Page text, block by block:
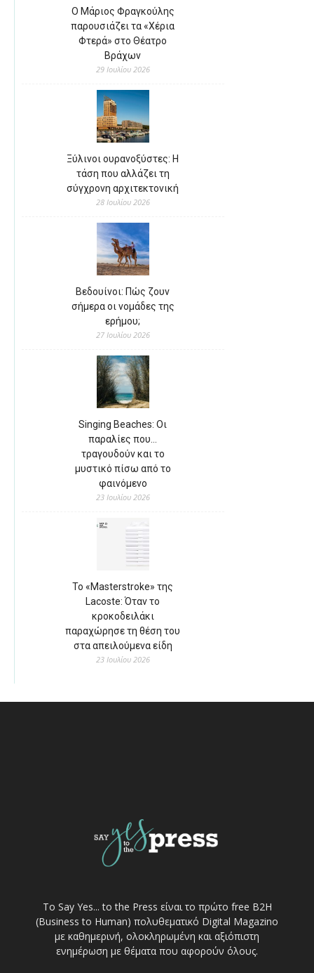
Ο Μάριος Φραγκούλης
παρουσιάζει τα «Χέρια
Φτερά» στο Θέατρο
Βράχων
29 Ιουλίου 2026
Ξύλινοι ουρανοξύστες: Η
τάση που αλλάζει τη
σύγχρονη αρχιτεκτονική
28 Ιουλίου 2026
Βεδουίνοι: Πώς ζουν
σήμερα οι νομάδες της
ερήμου;
27 Ιουλίου 2026
Singing Beaches: Οι
παραλίες που…
τραγουδούν και το
μυστικό πίσω από το
φαινόμενο
23 Ιουλίου 2026
Το «Masterstroke» της
Lacoste: Όταν το
κροκοδειλάκι
παραχώρησε τη θέση του
στα απειλούμενα είδη
23 Ιουλίου 2026
Το Say Yes... to the Press είναι το πρώτο free Β2Η
(Business to Human) πολυθεματικό Digital Magazino
με καθημερινή, ολοκληρωμένη και αξιόπιστη
ενημέρωση με θέματα που αφορούν όλους.